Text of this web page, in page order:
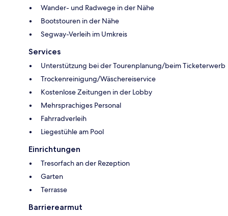
Wander- und Radwege in der Nähe
Bootstouren in der Nähe
Segway-Verleih im Umkreis
Services
Unterstützung bei der Tourenplanung/beim Ticketerwerb
Trockenreinigung/Wäschereiservice
Kostenlose Zeitungen in der Lobby
Mehrsprachiges Personal
Fahrradverleih
Liegestühle am Pool
Einrichtungen
Tresorfach an der Rezeption
Garten
Terrasse
Barrierearmut